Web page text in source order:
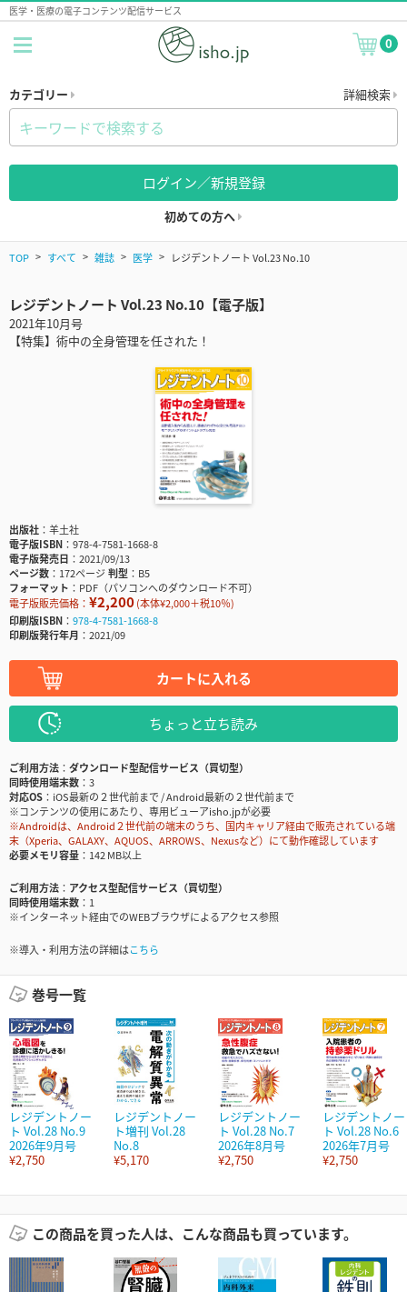
医学・医療の電子コンテンツ配信サービス
0
カテゴリー 詳細検索
ログイン／新規登録
初めての方へ
TOP すべて 雑誌 医学 レジデントノート Vol.23 No.10
レジデントノート Vol.23 No.10【電子版】
2021年10月号
【特集】術中の全身管理を任された！
出版社
羊土社
電子版ISBN
978-4-7581-1668-8
電子版発売日
2021/09/13
ページ数
172ページ判型
B5
フォーマット
PDF（パソコンへのダウンロード不可）
電子版販売価格： ¥2,200(本体¥2,000＋税10％)
印刷版ISBN
978-4-7581-1668-8
印刷版発行年月
2021/09
カートに入れる
ちょっと立ち読み
ご利用方法
ダウンロード型配信サービス（買切型）
同時使用端末数
3
対応OS
iOS最新の２世代前まで / Android最新の２世代前まで
※コンテンツの使用にあたり、専用ビューアisho.jpが必要
※Androidは、Android２世代前の端末のうち、国内キャリア経由で販売されている端
末（Xperia、GALAXY、AQUOS、ARROWS、Nexusなど）にて動作確認しています
必要メモリ容量
142 MB以上
ご利用方法
アクセス型配信サービス（買切型）
同時使用端末数
1
※インターネット経由でのWEBブラウザによるアクセス参照
※導入・利用方法の詳細はこちら
巻号一覧
レジデントノー
ト Vol.28 No.9
2026年9月号
¥2,750
レジデントノー
ト増刊 Vol.28
No.8
¥5,170
レジデントノー
ト Vol.28 No.7
2026年8月号
¥2,750
レジデントノー
ト Vol.28 No.6
2026年7月号
¥2,750
この商品を買った人は、こんな商品も買っています。